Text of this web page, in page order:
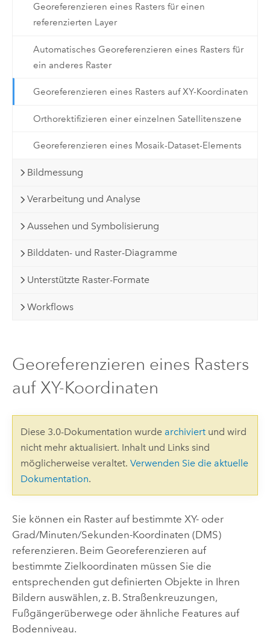
Georeferenzieren eines Rasters für einen
referenzierten Layer
Automatisches Georeferenzieren eines Rasters für
ein anderes Raster
Georeferenzieren eines Rasters auf XY-Koordinaten
Orthorektifizieren einer einzelnen Satellitenszene
Georeferenzieren eines Mosaik-Dataset-Elements
Bildmessung
Verarbeitung und Analyse
Aussehen und Symbolisierung
Bilddaten- und Raster-Diagramme
Unterstützte Raster-Formate
Workflows
Georeferenzieren eines Rasters
auf XY-Koordinaten
Diese 3.0-Dokumentation wurde archiviertund wird
nicht mehr aktualisiert. Inhalt und Links sind
möglicherweise veraltet. Verwenden Sie die aktuelle
Dokumentation.
Sie können ein Raster auf bestimmte XY- oder
Grad/Minuten/Sekunden-Koordinaten (DMS)
referenzieren. Beim Georeferenzieren auf
bestimmte Zielkoordinaten müssen Sie die
entsprechenden gut definierten Objekte in Ihren
Bildern auswählen, z. B. Straßenkreuzungen,
Fußgängerüberwege oder ähnliche Features auf
Bodenniveau.